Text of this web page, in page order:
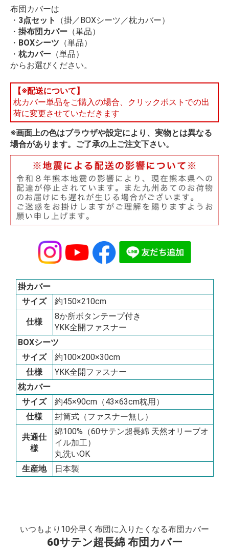
布団カバーは
・ 3点セット
（掛／BOXシーツ／枕カバー）
・ 掛布団カバー （単品）
・ BOXシーツ （単品）
・ 枕カバー （単品）
からお選びください。
【※配送について】
枕カバー単品をご購入の場合、クリックポストでの出
荷に変更させていただきます
※画面上の色はブラウザや設定により、実物とは異なる
場合があります。ご了承の上ご注文下さい。
掛カバー
サイズ
約150×210cm
仕様
8か所ボタンテープ付き
YKK全開ファスナー
BOXシーツ
サイズ
約100×200×30cm
仕様
YKK全開ファスナー
枕カバー
サイズ
約45×90cm（43×63cm枕用）
仕様
封筒式（ファスナー無し）
共通仕
様
綿100%（60サテン超長綿 天然オリーブオ
イル加工）
丸洗いOK
生産地
日本製
いつもより10分早く布団に入りたくなる布団カバー
60サテン超長綿 布団カバー